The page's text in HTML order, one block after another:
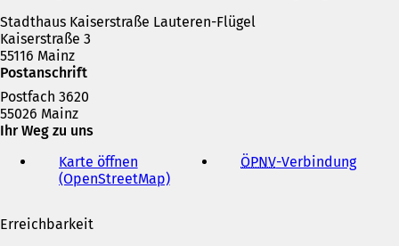
e
n
a
b
Stadthaus Kaiserstraße Lauteren-Flügel
Kaiserstraße 3
55116 Mainz
Postanschrift
Postfach 3620
55026 Mainz
Ihr Weg zu uns
Karte öffnen
(OpenStreetMap)(
ÖPNV-Verbindung(
Erreichbarkeit